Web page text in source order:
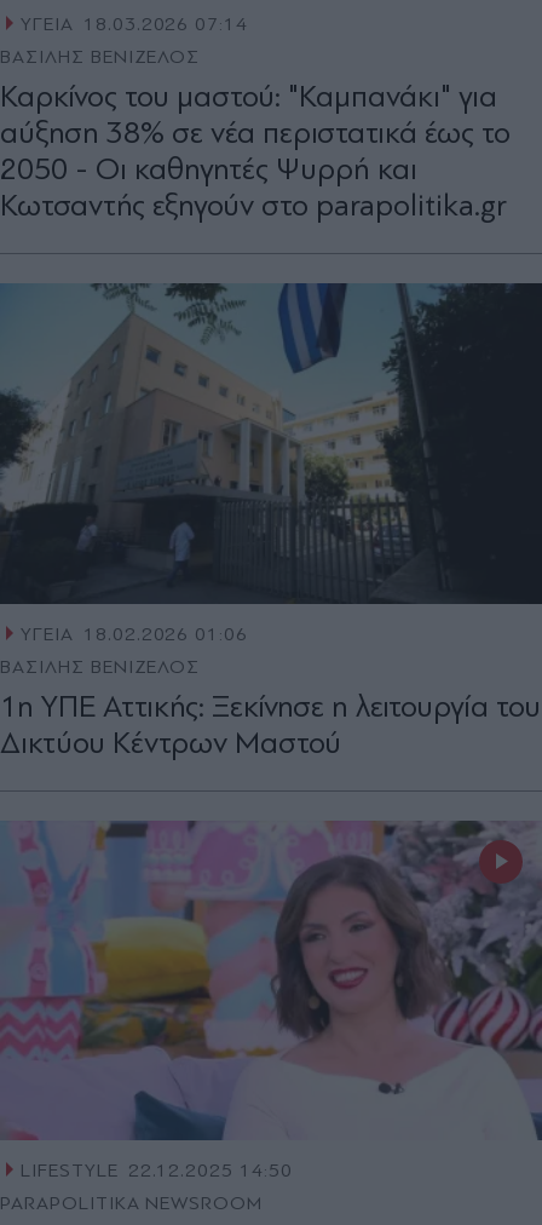
ΥΓΕΙΑ 18.03.2026 07:14
ΒΑΣΙΛΗΣ ΒΕΝΙΖΕΛΟΣ
Καρκίνος του μαστού: "Καμπανάκι" για
αύξηση 38% σε νέα περιστατικά έως το
2050 - Οι καθηγητές Ψυρρή και
Κωτσαντής εξηγούν στο parapolitika.gr
ΥΓΕΙΑ
18.02.2026 01:06
ΒΑΣΙΛΗΣ ΒΕΝΙΖΕΛΟΣ
1η ΥΠΕ Αττικής: Ξεκίνησε η λειτουργία του
Δικτύου Κέντρων Μαστού
LIFESTYLE 22.12.2025 14:50
PARAPOLITIKA NEWSROOM